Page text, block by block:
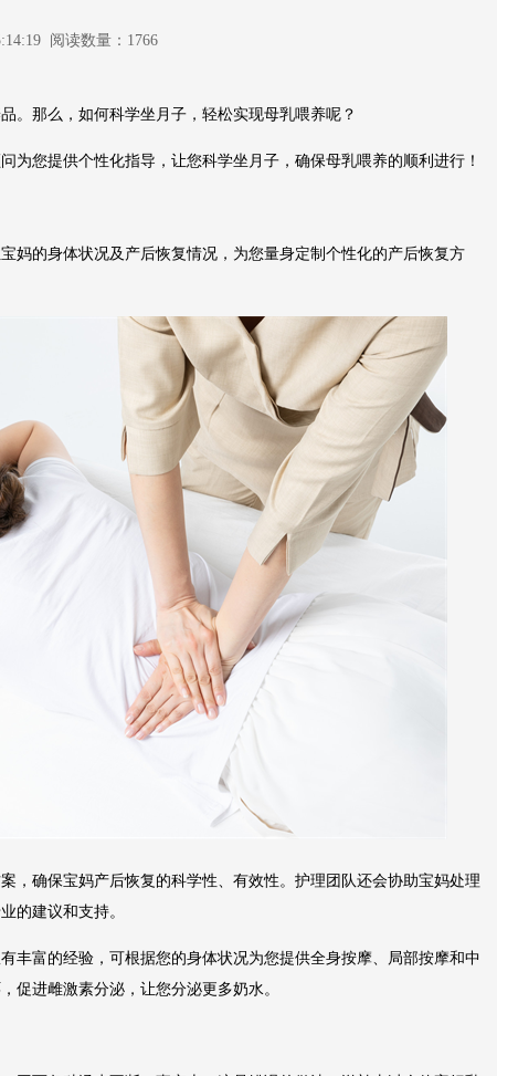
阅读数量：1766
。那么，如何科学坐月子，轻松实现母乳喂养呢？
为您提供个性化指导，让您科学坐月子，确保母乳喂养的顺利进行！
妈的身体状况及产后恢复情况，为您量身定制个性化的产后恢复方
，确保宝妈产后恢复的科学性、有效性。护理团队还会协助宝妈处理
的建议和支持。
丰富的经验，可根据您的身体状况为您提供全身按摩、局部按摩和中
促进雌激素分泌，让您分泌更多奶水。